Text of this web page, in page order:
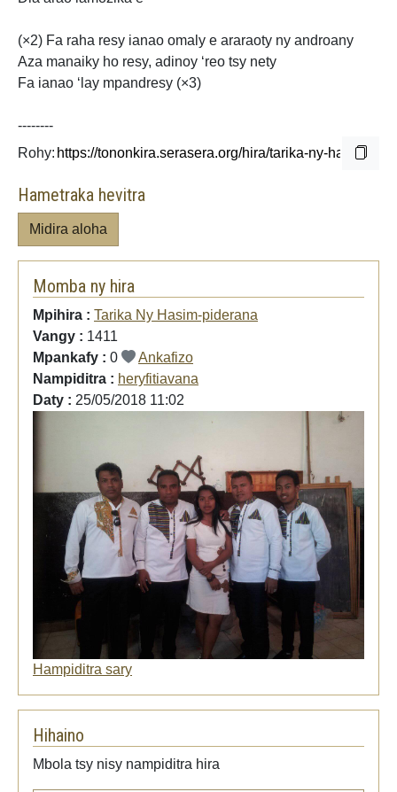
(×2) Fa raha resy ianao omaly e araraoty ny androany
Aza manaiky ho resy, adinoy ‘reo tsy nety
Fa ianao ‘lay mpandresy (×3)
--------
Rohy:
Hametraka hevitra
Midira aloha
Momba ny hira
Mpihira : Tarika Ny Hasim-piderana
Vangy : 1411
Mpankafy : 0
Ankafizo
Nampiditra : heryfitiavana
Daty : 25/05/2018 11:02
Hampiditra sary
Hihaino
Mbola tsy nisy nampiditra hira